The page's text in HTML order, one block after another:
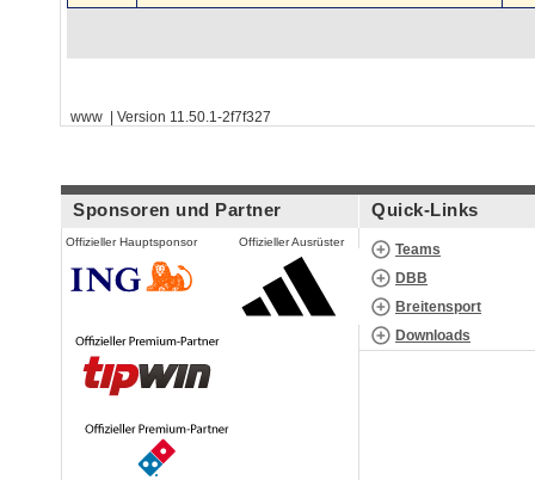
www | Version 11.50.1-2f7f327
Sponsoren und Partner
Offizieller Hauptsponsor Offizieller Ausrüster
Quick-Links
Teams
DBB
Breitensport
Downloads